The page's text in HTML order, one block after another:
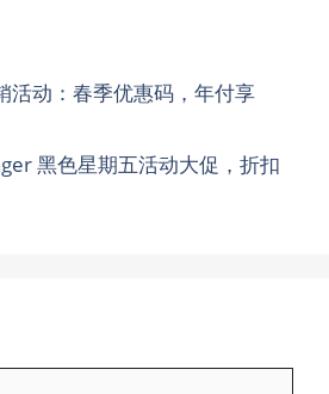
活动：春季优惠码，年付享
黑色星期五活动大促，折扣